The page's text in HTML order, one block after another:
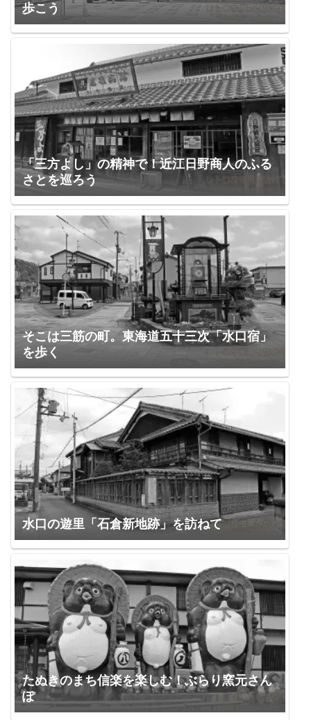
歩こう
「三方よし」の精神で！近江日野商人のふる
さとを巡ろう
そこは三筋の町。東海道五十三次「水口宿」
を歩く
水口の遊里「石倉新地跡」を訪ねて
たぬきのまち信楽を楽しむ！ぶらり窯元さん
ぽ